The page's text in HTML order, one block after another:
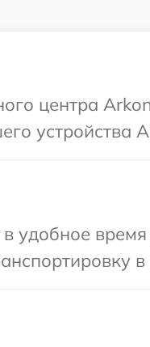
центра
устройства
удобное